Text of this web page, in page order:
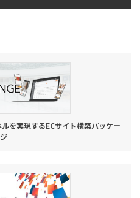
を実現するECサイト構築パッケー
ジ